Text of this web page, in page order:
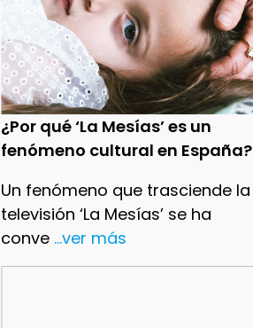
¿Por qué ‘La Mesías’ es un
fenómeno cultural en España?
Un fenómeno que trasciende la
televisión ‘La Mesías’ se ha
conve ...ver más